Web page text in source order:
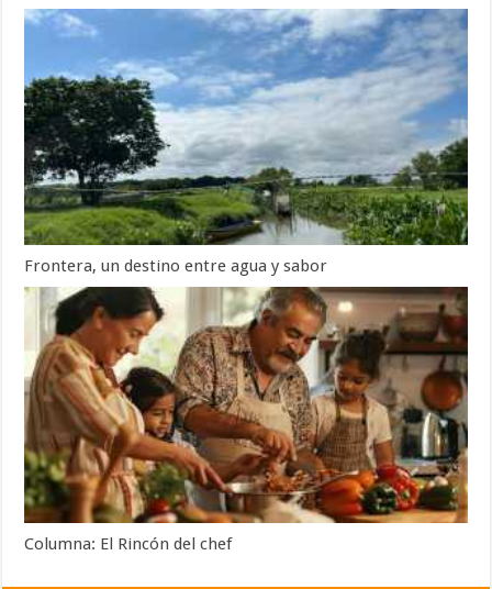
Frontera, un destino entre agua y sabor
Columna: El Rincón del chef